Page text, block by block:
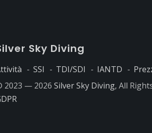
ilver Sky Diving
SSI TDI/SDI IANTD
2023 — 2026 Silver Sky Diving, All